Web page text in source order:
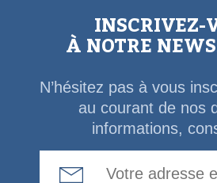
INSCRIVEZ-
À NOTRE
N’hésitez pas à vous
au courant de nos
informations,